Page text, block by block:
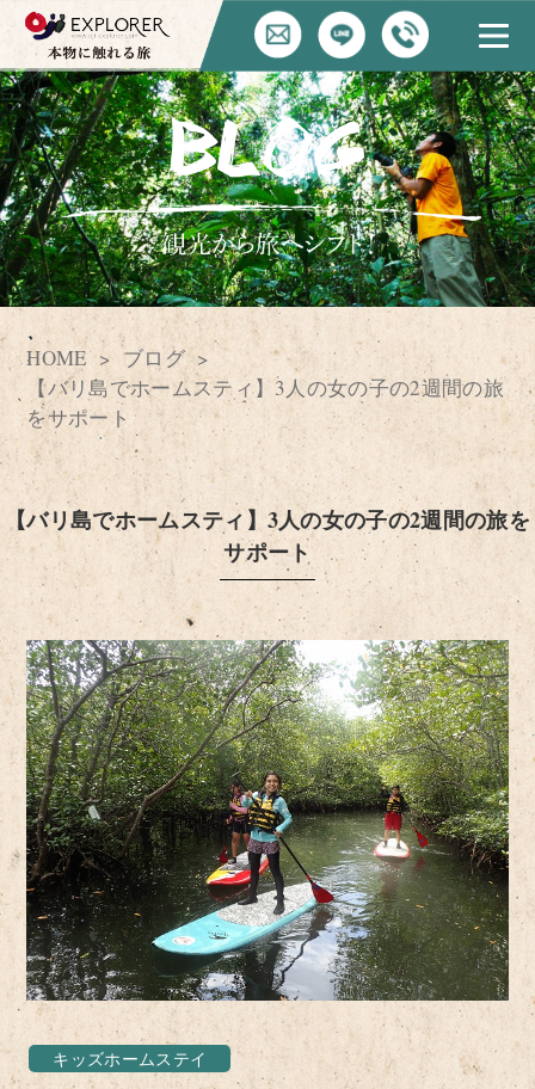
HOME
ブログ
【バリ島でホームスティ】3人の女の子の2週間の旅
をサポート
【バリ島でホームスティ】3人の女の子の2週間の旅を
サポート
キッズホームステイ